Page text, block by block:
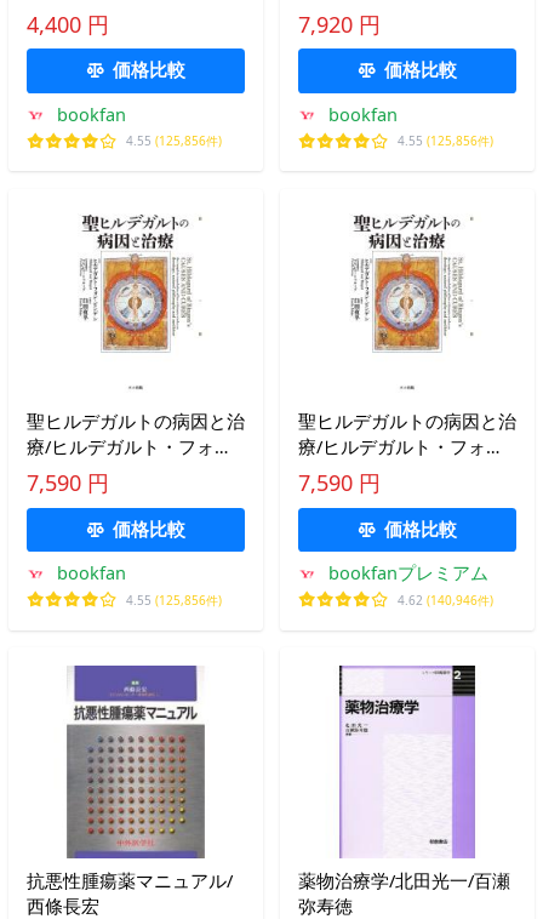
4,400 円
価格比較
bookfan
4.55 (125,856件)
7,920 円
価格比較
bookfan
4.55 (125,856件)
聖ヒルデガルトの病因と治
療/ヒルデガルト・フォ
ン・ビンゲン/プリシラ・
トゥループ英語版翻訳臼田
7,590 円
価格比較
bookfan
4.55 (125,856件)
聖ヒルデガルトの病因と治
療/ヒルデガルト・フォ
ン・ビンゲン/プリシラ・
トゥループ英語版翻訳臼田
7,590 円
価格比較
bookfanプレミアム
4.62 (140,946件)
抗悪性腫瘍薬マニュアル/
西條長宏
薬物治療学/北田光一/百瀬
弥寿徳